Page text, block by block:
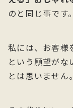
のと同じ事です。
私には、お客様
という願望がな
とは思いません。